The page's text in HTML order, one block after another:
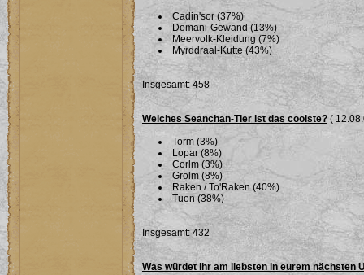
Cadin'sor (37%)
Domani-Gewand (13%)
Meervolk-Kleidung (7%)
Myrddraal-Kutte (43%)
Insgesamt: 458
Welches Seanchan-Tier ist das coolste? (
Torm (3%)
Lopar (8%)
Corlm (3%)
Grolm (8%)
Raken / To'Raken (40%)
Tuon (38%)
Insgesamt: 432
Was würdet ihr am liebsten in eurem nächsten